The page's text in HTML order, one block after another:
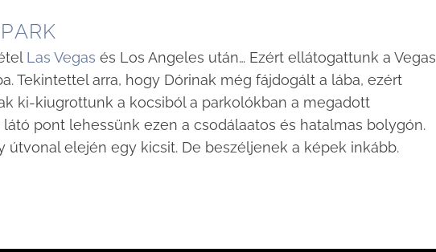
Las Vegas és Los Angeles után… Ezért ellátogattunk a Vegas
Tekintettel arra, hogy Dórinak még fájdogált a lába, ezért
ki-kiugrottunk a kocsiból a parkolókban a megadott
pont lehessünk ezen a csodálaatos és hatalmas bolygón.
elején egy kicsit. De beszéljenek a képek inkább.